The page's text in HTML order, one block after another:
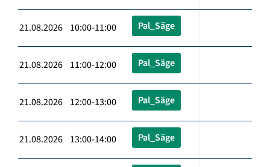
21.08.2026 10:00-11:00 Pal_Säge
21.08.2026 11:00-12:00 Pal_Säge
21.08.2026 12:00-13:00 Pal_Säge
21.08.2026 13:00-14:00 Pal_Säge